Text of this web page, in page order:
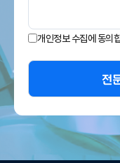
개인정보 수집에 동의
전